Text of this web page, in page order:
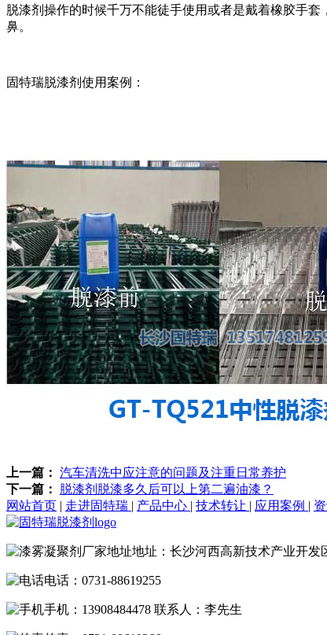
脱漆剂操作的时候千万不能徒手使用或者是戴着橡胶手
鼻。
固特瑞脱漆剂使用案例：
上一篇： 汽车清洗中应注意的问题及注重日常养护
下一篇：
脱漆剂脱漆多久后可以上第二遍油漆？
网站首页 | 走进固特瑞 | 产品中心 | 技术转让 | 应用案例 |
地址：长沙河西高新技术产业开发
电话：0731-88619255
手机：13908484478 联系人：李先生